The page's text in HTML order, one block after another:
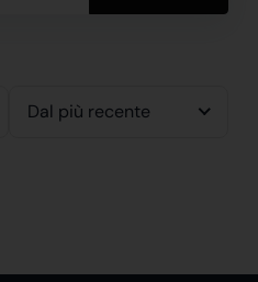
Dal più recente